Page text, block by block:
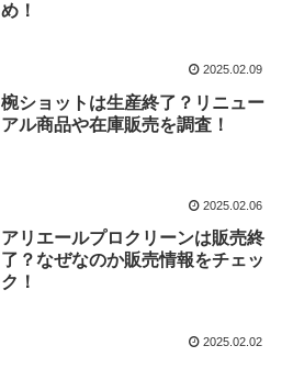
め！
2025.02.09
椀ショットは生産終了？リニュー
アル商品や在庫販売を調査！
2025.02.06
アリエールプロクリーンは販売終
了？なぜなのか販売情報をチェッ
ク！
2025.02.02